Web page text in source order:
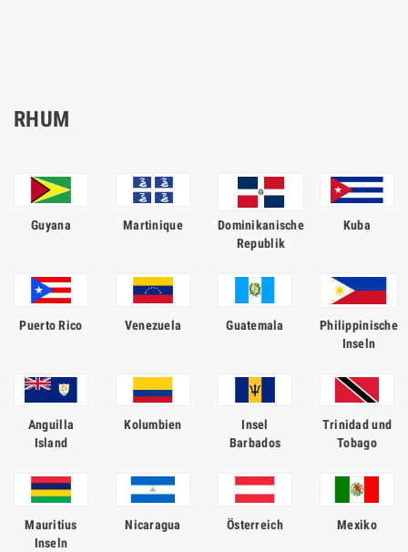
RHUM
Guyana Martinique
Dominikanische
Republik
Kuba
Puerto Rico Venezuela Guatemala
Philippinische
Inseln
Anguilla
Island
Kolumbien
Insel
Barbados
Trinidad und
Tobago
Mauritius
Inseln
Nicaragua Österreich Mexiko